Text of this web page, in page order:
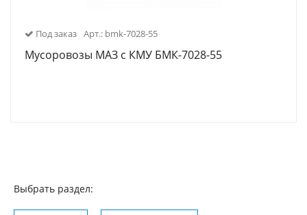
Под заказ Арт.: bmk-7028-55
Мусоровозы МАЗ с КМУ БМК-7028-55
Выбрать раздел: